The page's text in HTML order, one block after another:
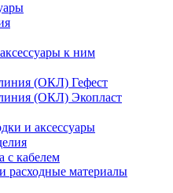
к ним
(ОКЛ) Гефест
(ОКЛ) Экопласт
и аксессуары
с кабелем
расходные материалы